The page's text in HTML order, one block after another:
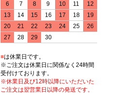
6
7 8 9 10 11
12
13
14 15 16 17 18
19
20
21 22 23 24 25
26
27
28 29 30
■は休業日です。
※ご注文は休業日に関係なく24時間
受付けております。
※休業日及び12時以降にいただいた
ご注文は翌営業日以降の発送です。